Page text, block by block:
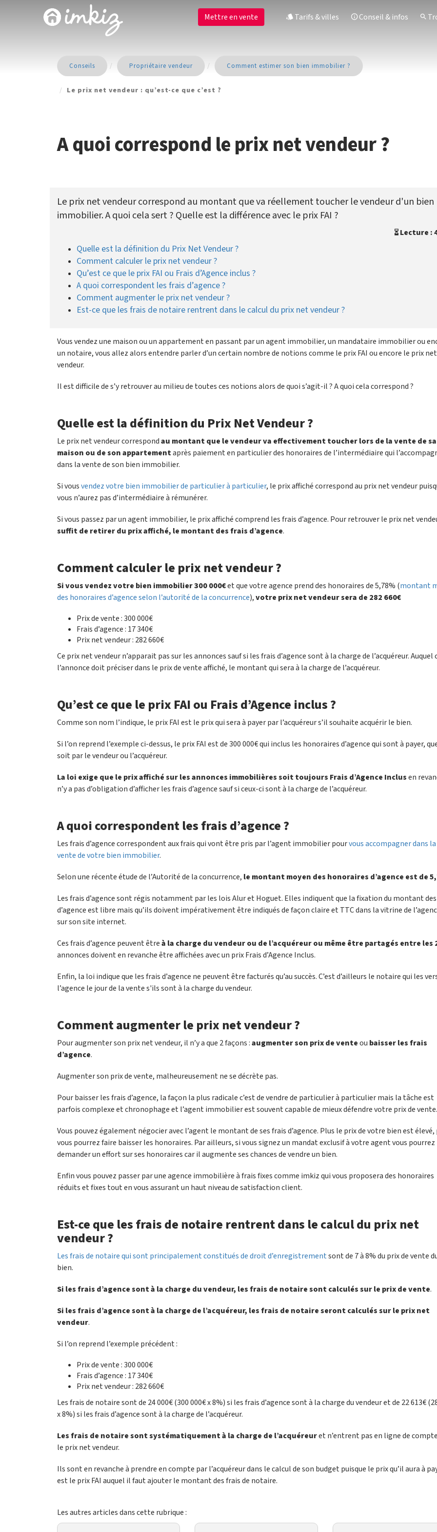
Mettre en vente Tarifs & villes Conseil & infos
Conseils Propriétaire vendeur Comment estimer son bien immobilier ?
Le prix net vendeur : qu’est-ce que c’est ?
A quoi correspond le prix net vendeur ?
Le prix net vendeur correspond au montant que va réellement toucher le vendeur d'un bien
immobilier. A quoi cela sert ? Quelle est la différence avec le prix FAI ?
Lecture :
Quelle est la définition du Prix Net Vendeur ?
Comment calculer le prix net vendeur ?
Qu’est ce que le prix FAI ou Frais d’Agence inclus ?
A quoi correspondent les frais d’agence ?
Comment augmenter le prix net vendeur ?
Est-ce que les frais de notaire rentrent dans le calcul du prix net vendeur ?
Vous vendez une maison ou un appartement en passant par un agent immobilier, un mandataire immobilier ou
un notaire, vous allez alors entendre parler d’un certain nombre de notions comme le prix FAI ou encore le prix net
vendeur.
Il est difficile de s’y retrouver au milieu de toutes ces notions alors de quoi s’agit-il ? A quoi cela correspond ?
Quelle est la définition du Prix Net Vendeur ?
Le prix net vendeur correspondau montant que le vendeur va effectivement toucher lors de la vente de sa
maison ou de son appartementaprès paiement en particulier des honoraires de l’intermédiaire qui
dans la vente de son bien immobilier.
Si vousvendez votre bien immobilier de particulier à particulier, le prix affiché correspond au prix net vendeur
vous n’aurez pas d’intermédiaire à rémunérer.
Si vous passez par un agent immobilier, le prix affiché comprend les frais d’agence. Pour retrouver le prix net
suffit de retirer du prix affiché, le montant des frais d’agence.
Comment calculer le prix net vendeur ?
Si vous vendez votre bien immobilier 300 000€et que votre agence prend des honoraires de 5,78% (montant
des honoraires d’agence selon l’autorité de la concurrence),votre prix net vendeur sera de 282 660€
Prix de vente : 300 000€
Frais d’agence : 17 340€
Prix net vendeur : 282 660€
Ce prix net vendeur n’apparait pas sur les annonces sauf si les frais d’agence sont à la charge de l’acquéreur. Auquel
l’annonce doit préciser dans le prix de vente affiché, le montant qui sera à la charge de l’acquéreur.
Qu’est ce que le prix FAI ou Frais d’Agence inclus ?
Comme son nom l’indique, le prix FAI est le prix qui sera à payer par l’acquéreur s’il souhaite acquérir le bien.
Si l’on reprend l’exemple ci-dessus, le prix FAI est de 300 000€ qui inclus les honoraires d’agence qui sont à payer,
soit par le vendeur ou l’acquéreur.
La loi exige que le prix affiché sur les annonces immobilières soit toujours Frais d’Agence Inclusen
n’y a pas d’obligation d’afficher les frais d’agence sauf si ceux-ci sont à la charge de l’acquéreur.
A quoi correspondent les frais d’agence ?
Les frais d’agence correspondent aux frais qui vont être pris par l’agent immobilier pourvous accompagner dans la
vente de votre bien immobilier.
Selon une récente étude de l’Autorité de la concurrence, le montant moyen des honoraires d’agence est de
Les frais d’agence sont régis notamment par les lois Alur et Hoguet. Elles indiquent que la fixation du montant
d’agence est libre mais qu’ils doivent impérativement être indiqués de façon claire et TTC dans la vitrine de
sur son site internet.
Ces frais d’agence peuvent êtreà la charge du vendeur ou de l’acquéreur ou même être partagés entre les
annonces doivent en revanche être affichées avec un prix Frais d’Agence Inclus.
Enfin, la loi indique que les frais d’agence ne peuvent être facturés qu’au succès. C’est d’ailleurs le notaire qui les
l’agence le jour de la vente s'ils sont à la charge du vendeur.
Comment augmenter le prix net vendeur ?
Pour augmenter son prix net vendeur, il n’y a que 2 façons :augmenter son prix de venteou baisser les frais
d’agence.
Augmenter son prix de vente, malheureusement ne se décrète pas.
Pour baisser les frais d’agence, la façon la plus radicale c’est de vendre de particulier à particulier mais la tâche est
parfois complexe et chronophage et l’agent immobilier est souvent capable de mieux défendre votre prix de vente.
Vous pouvez également négocier avec l’agent le montant de ses frais d’agence. Plus le prix de votre bien est élevé,
vous pourrez faire baisser les honoraires. Par ailleurs, si vous signez un mandat exclusif à votre agent vous pourrez
demander un effort sur ses honoraires car il augmente ses chances de vendre un bien.
Enfin vous pouvez passer par une agence immobilière à frais fixes comme imkiz qui vous proposera des honoraires
réduits et fixes tout en vous assurant un haut niveau de satisfaction client.
Est-ce que les frais de notaire rentrent dans le calcul du prix net
vendeur ?
Les frais de notaire qui sont principalement constitués de droit d’enregistrementsont de 7 à 8% du prix de vente
bien.
Si les frais d’agence sont à la charge du vendeur, les frais de notaire sont calculés sur le prix de vente.
Si les frais d’agence sont à la charge de l’acquéreur, les frais de notaire seront calculés sur le prix net
vendeur.
Si l’on reprend l’exemple précédent :
Prix de vente : 300 000€
Frais d’agence : 17 340€
Prix net vendeur : 282 660€
Les frais de notaire sont de 24 000€ (300 000€ x 8%) si les frais d’agence sont à la charge du vendeur et de 22 613€
x 8%) si les frais d’agence sont à la charge de l’acquéreur.
Les frais de notaire sont systématiquement à la charge de l’acquéreuret n’entrent pas en ligne de
le prix net vendeur.
Ils sont en revanche à prendre en compte par l’acquéreur dans le calcul de son budget puisque le prix qu’il aura à
est le prix FAI auquel il faut ajouter le montant des frais de notaire.
Les autres articles dans cette rubrique :